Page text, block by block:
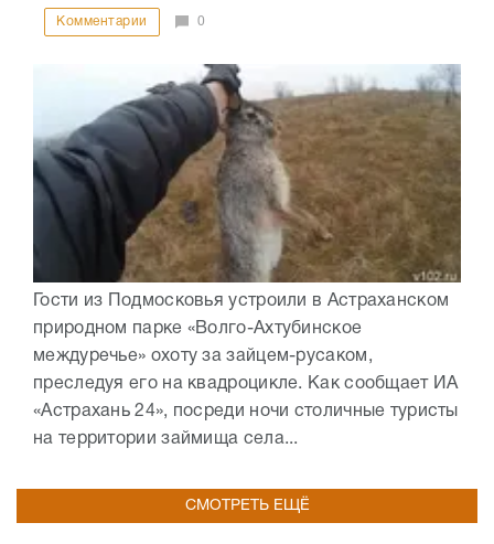
Комментарии 0
Гости из Подмосковья устроили в Астраханском
природном парке «Волго-Ахтубинское
междуречье» охоту за зайцем-русаком,
преследуя его на квадроцикле. Как сообщает ИА
«Астрахань 24», посреди ночи столичные туристы
на территории займища села...
СМОТРЕТЬ ЕЩЁ